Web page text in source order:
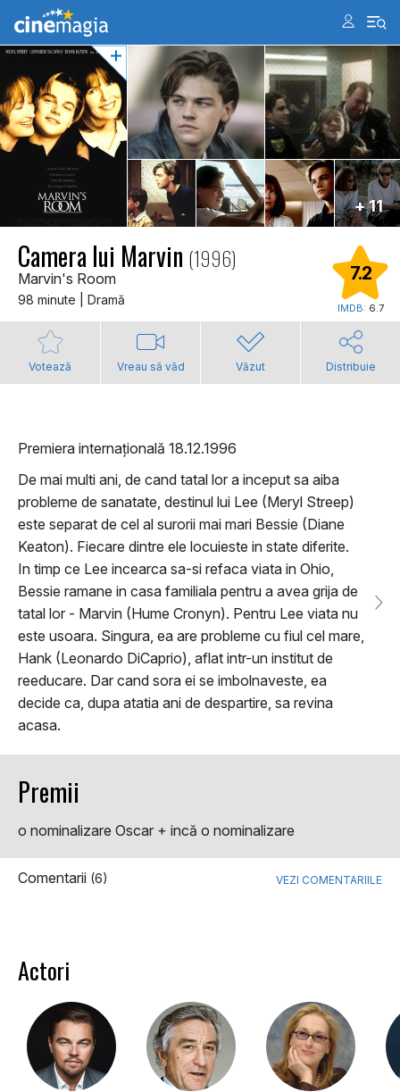
+ 11
Camera lui Marvin (1996)
Marvin's Room
98 minute | Dramă
7.2
IMDB: 6.7
Votează Vreau să văd Văzut Distribuie
Premiera internațională 18.12.1996
De mai multi ani, de cand tatal lor a inceput sa aiba
probleme de sanatate, destinul lui Lee (Meryl Streep)
este separat de cel al surorii mai mari Bessie (Diane
Keaton). Fiecare dintre ele locuieste in state diferite.
In timp ce Lee incearca sa-si refaca viata in Ohio,
Bessie ramane in casa familiala pentru a avea grija de
tatal lor - Marvin (Hume Cronyn). Pentru Lee viata nu
este usoara. Singura, ea are probleme cu fiul cel mare,
Hank (Leonardo DiCaprio), aflat intr-un institut de
reeducare. Dar cand sora ei se imbolnaveste, ea
decide ca, dupa atatia ani de despartire, sa revina
acasa.
Premii
o nominalizare Oscar + incă o nominalizare
Comentarii (6) VEZI COMENTARIILE
Actori